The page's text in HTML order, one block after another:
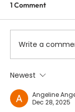
corectarea
coloanei
1 Comment
Write a
Newest
Angeline
Dec 28, 2025